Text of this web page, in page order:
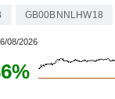
GB00BNNLHW18
08/2026